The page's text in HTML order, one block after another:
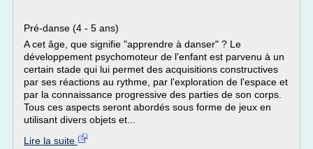
Pré-danse (4 - 5 ans)
A cet âge, que signifie "apprendre à danser" ? Le
développement psychomoteur de l'enfant est parvenu à un
certain stade qui lui permet des acquisitions constructives
par ses réactions au rythme, par l'exploration de l'espace et
par la connaissance progressive des parties de son corps.
Tous ces aspects seront abordés sous forme de jeux en
utilisant divers objets et...
Lire la suite